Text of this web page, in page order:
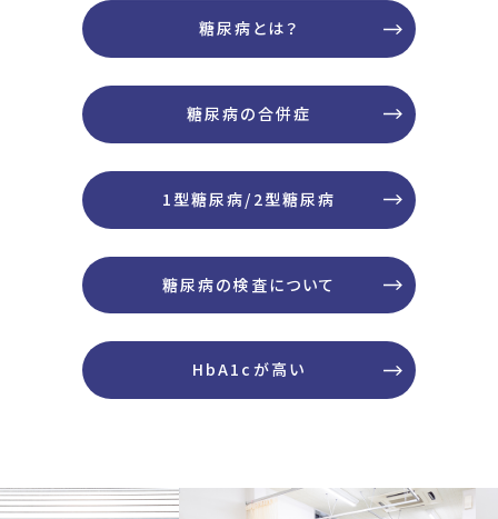
糖尿病とは？
糖尿病の合併症
1型糖尿病/2型糖尿病
糖尿病の検査について
HbA1cが高い